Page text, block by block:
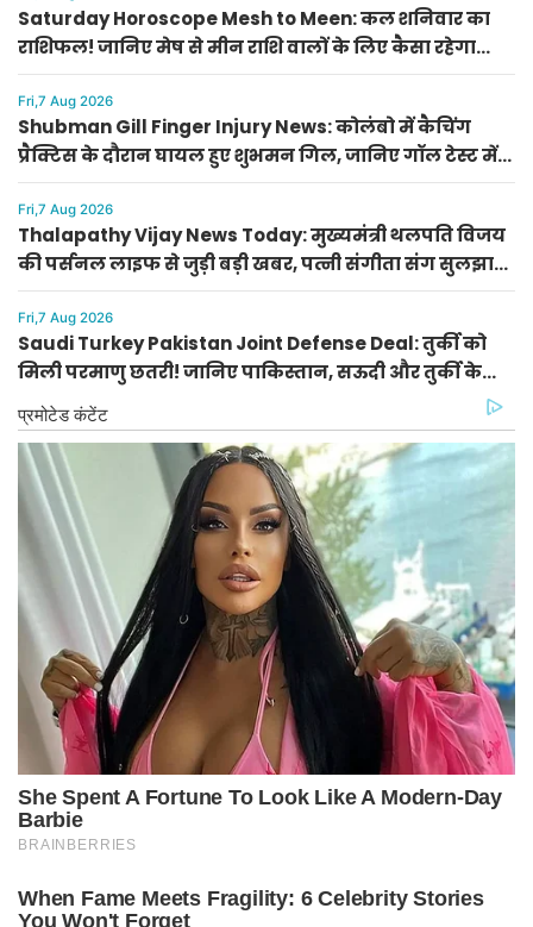
Saturday Horoscope Mesh to Meen: कल शनिवार का
राशिफल! जानिए मेष से मीन राशि वालों के लिए कैसा रहेगा
दिन, किसे मिलेगा आर्थिक लाभ
Fri,7 Aug 2026
Shubman Gill Finger Injury News: कोलंबो में कैचिंग
प्रैक्टिस के दौरान घायल हुए शुभमन गिल, जानिए गॉल टेस्ट में
खेलेंगे या नहीं
Fri,7 Aug 2026
Thalapathy Vijay News Today: मुख्यमंत्री थलपति विजय
की पर्सनल लाइफ से जुड़ी बड़ी खबर, पत्नी संगीता संग सुलझा
विवाद
Fri,7 Aug 2026
Saudi Turkey Pakistan Joint Defense Deal: तुर्की को
मिली परमाणु छतरी! जानिए पाकिस्तान, सऊदी और तुर्की के
सैन्य गठबंधन के मायने